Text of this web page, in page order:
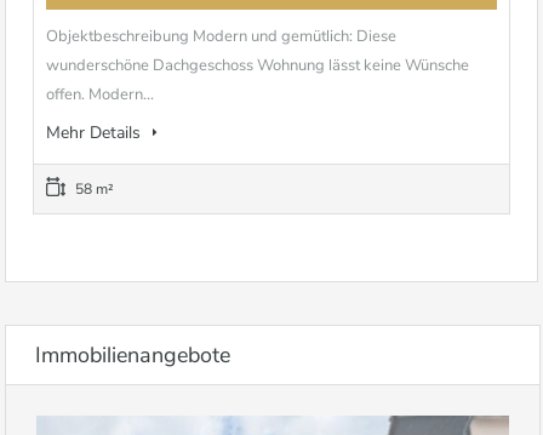
Objektbeschreibung Modern und gemütlich: Diese
wunderschöne Dachgeschoss Wohnung lässt keine Wünsche
offen. Modern...
Mehr Details
58 m²
Immobilienangebote